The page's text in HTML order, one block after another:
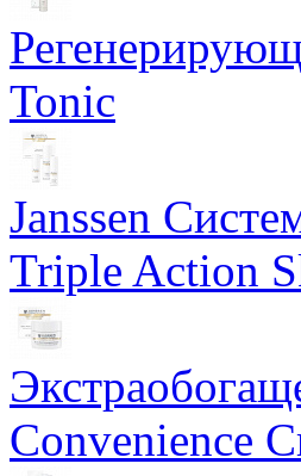
Tonic
Janssen
Triple Action
Convenience